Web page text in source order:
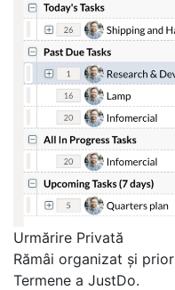
Urmărire Privată
Rămâi organizat și
Termene a JustDo.